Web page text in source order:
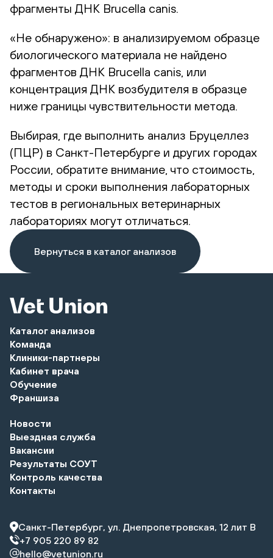
фрагменты ДНК Brucella canis.
«Не обнаружено»: в анализируемом образце
биологического материала не найдено
фрагментов ДНК Brucella canis, или
концентрация ДНК возбудителя в образце
ниже границы чувствительности метода.
Выбирая, где выполнить анализ Бруцеллез
(ПЦР) в Санкт-Петербурге и других городах
России, обратите внимание, что стоимость,
методы и сроки выполнения лабораторных
тестов в региональных ветеринарных
лабораториях могут отличаться.
Вернуться в каталог анализов
Каталог анализов
Команда
Клиники-партнеры
Кабинет врача
Обучение
Франшиза
Новости
Выездная служба
Вакансии
Результаты СОУТ
Контроль качества
Контакты
Санкт-Петербург, ул. Днепропетровская, 12 лит В
+7 905 220 89 82
hello@vetunion.ru